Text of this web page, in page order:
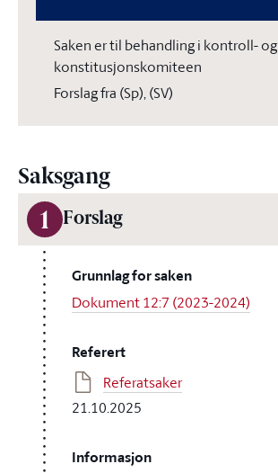
Saken er til behandling i kontroll- og
konstitusjonskomiteen
Forslag fra (Sp), (SV)
Saksgang
1 Forslag
Grunnlag for saken
Dokument 12:7 (2023-2024)
Referert
Referatsaker
21.10.2025
Informasjon